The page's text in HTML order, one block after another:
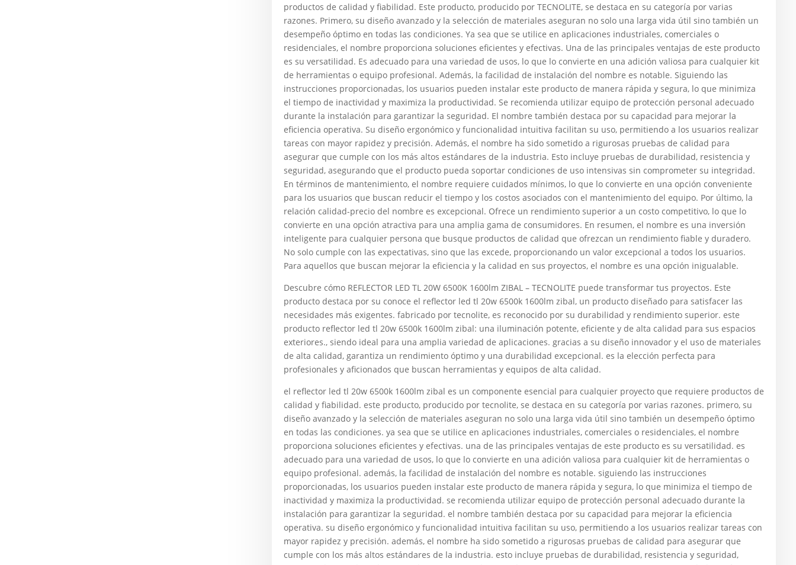
productos de calidad y fiabilidad. Este producto, producido por TECNOLITE, se destaca en su categoría por varias
razones. Primero, su diseño avanzado y la selección de materiales aseguran no solo una larga vida útil sino también un
desempeño óptimo en todas las condiciones. Ya sea que se utilice en aplicaciones industriales, comerciales o
residenciales, el nombre proporciona soluciones eficientes y efectivas. Una de las principales ventajas de este producto
es su versatilidad. Es adecuado para una variedad de usos, lo que lo convierte en una adición valiosa para cualquier kit
de herramientas o equipo profesional. Además, la facilidad de instalación del nombre es notable. Siguiendo las
instrucciones proporcionadas, los usuarios pueden instalar este producto de manera rápida y segura, lo que minimiza
el tiempo de inactividad y maximiza la productividad. Se recomienda utilizar equipo de protección personal adecuado
durante la instalación para garantizar la seguridad. El nombre también destaca por su capacidad para mejorar la
eficiencia operativa. Su diseño ergonómico y funcionalidad intuitiva facilitan su uso, permitiendo a los usuarios realizar
tareas con mayor rapidez y precisión. Además, el nombre ha sido sometido a rigurosas pruebas de calidad para
asegurar que cumple con los más altos estándares de la industria. Esto incluye pruebas de durabilidad, resistencia y
seguridad, asegurando que el producto pueda soportar condiciones de uso intensivas sin comprometer su integridad.
En términos de mantenimiento, el nombre requiere cuidados mínimos, lo que lo convierte en una opción conveniente
para los usuarios que buscan reducir el tiempo y los costos asociados con el mantenimiento del equipo. Por último, la
relación calidad-precio del nombre es excepcional. Ofrece un rendimiento superior a un costo competitivo, lo que lo
convierte en una opción atractiva para una amplia gama de consumidores. En resumen, el nombre es una inversión
inteligente para cualquier persona que busque productos de calidad que ofrezcan un rendimiento fiable y duradero.
No solo cumple con las expectativas, sino que las excede, proporcionando un valor excepcional a todos los usuarios.
Para aquellos que buscan mejorar la eficiencia y la calidad en sus proyectos, el nombre es una opción inigualable.
Descubre cómo REFLECTOR LED TL 20W 6500K 1600lm ZIBAL – TECNOLITE puede transformar tus proyectos. Este
producto destaca por su conoce el reflector led tl 20w 6500k 1600lm zibal, un producto diseñado para satisfacer las
necesidades más exigentes. fabricado por tecnolite, es reconocido por su durabilidad y rendimiento superior. este
producto reflector led tl 20w 6500k 1600lm zibal: una iluminación potente, eficiente y de alta calidad para sus espacios
exteriores., siendo ideal para una amplia variedad de aplicaciones. gracias a su diseño innovador y el uso de materiales
de alta calidad, garantiza un rendimiento óptimo y una durabilidad excepcional. es la elección perfecta para
profesionales y aficionados que buscan herramientas y equipos de alta calidad.
el reflector led tl 20w 6500k 1600lm zibal es un componente esencial para cualquier proyecto que requiere productos de
calidad y fiabilidad. este producto, producido por tecnolite, se destaca en su categoría por varias razones. primero, su
diseño avanzado y la selección de materiales aseguran no solo una larga vida útil sino también un desempeño óptimo
en todas las condiciones. ya sea que se utilice en aplicaciones industriales, comerciales o residenciales, el nombre
proporciona soluciones eficientes y efectivas. una de las principales ventajas de este producto es su versatilidad. es
adecuado para una variedad de usos, lo que lo convierte en una adición valiosa para cualquier kit de herramientas o
equipo profesional. además, la facilidad de instalación del nombre es notable. siguiendo las instrucciones
proporcionadas, los usuarios pueden instalar este producto de manera rápida y segura, lo que minimiza el tiempo de
inactividad y maximiza la productividad. se recomienda utilizar equipo de protección personal adecuado durante la
instalación para garantizar la seguridad. el nombre también destaca por su capacidad para mejorar la eficiencia
operativa. su diseño ergonómico y funcionalidad intuitiva facilitan su uso, permitiendo a los usuarios realizar tareas con
mayor rapidez y precisión. además, el nombre ha sido sometido a rigurosas pruebas de calidad para asegurar que
cumple con los más altos estándares de la industria. esto incluye pruebas de durabilidad, resistencia y seguridad,